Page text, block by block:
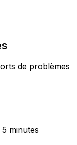
de problèmes
5 minutes